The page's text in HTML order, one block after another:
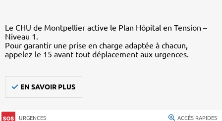
Le CHU de Montpellier active le Plan Hôpital en Tension –
Niveau 1.
Pour garantir une prise en charge adaptée à chacun,
appelez le 15 avant tout déplacement aux urgences.
EN SAVOIR PLUS
URGENCES ACCÈS RAPIDES